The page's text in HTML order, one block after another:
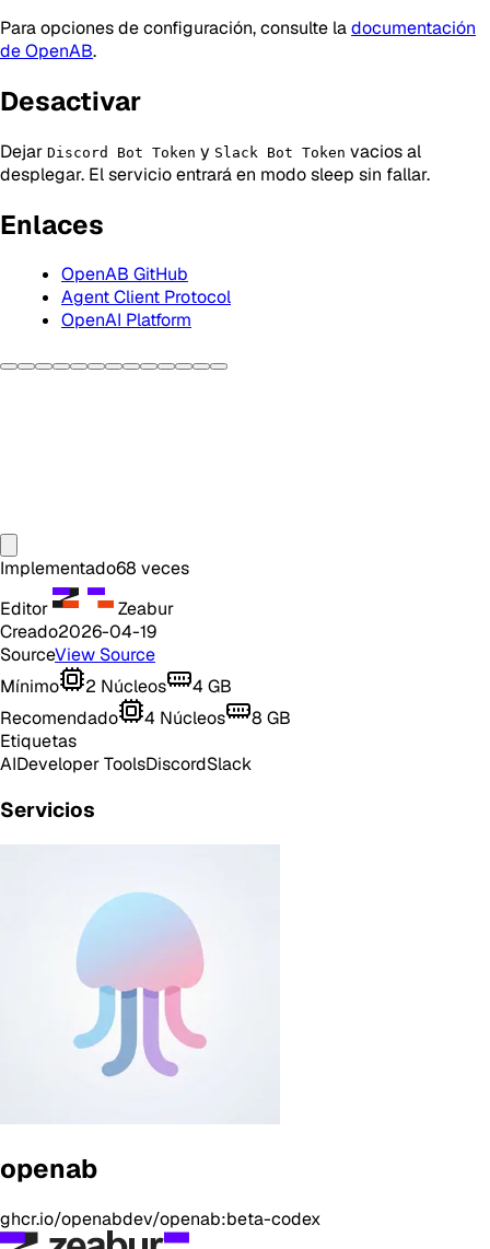
Para opciones de configuración, consulte ladocumentación
de OpenAB.
Desactivar
Dejar Discord Bot Token y Slack Bot Token vacios al
desplegar. El servicio entrará en modo sleep sin fallar.
Enlaces
OpenAB GitHub
Agent Client Protocol
OpenAI Platform
Implementado68 veces
Editor
Zeabur
Creado2026-04-19
SourceView Source
Mínimo
2 Núcleos 4 GB
Recomendado
4 Núcleos 8 GB
Etiquetas
AIDeveloper ToolsDiscordSlack
Servicios
openab
ghcr.io/openabdev/openab:beta-codex